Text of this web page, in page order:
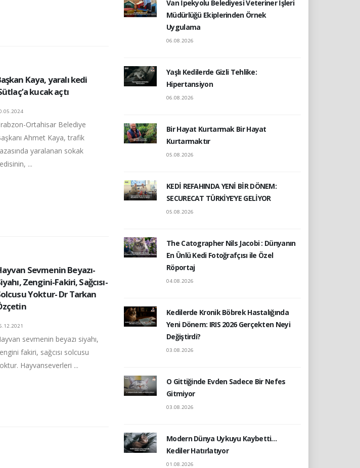
Kaya, yaralı kedi
kucak açtı
Ortahisar Belediye
Ahmet Kaya, trafik
yaralanan sokak
...
Sevmenin Beyazı-
Zengini-Fakiri, Sağcısı-
Yoktur- Dr Tarkan
sevmenin beyazı siyahı,
fakiri, sağcısı solcusu
Hayvanseverleri ...
Van İpekyolu Belediyesi Veteriner İşleri
Müdürlüğü Ekiplerinden Örnek
Uygulama
06.08.2026
Yaşlı Kedilerde Gizli Tehlike:
Hipertansiyon
06.08.2026
Bir Hayat Kurtarmak Bir Hayat
Kurtarmaktır
05.08.2026
KEDİ REFAHINDA YENİ BİR DÖNEM:
SECURECAT TÜRKİYE’YE GELİYOR
05.08.2026
The Catographer Nils Jacobi : Dünyanın
En Ünlü Kedi Fotoğrafçısı ile Özel
Röportaj
04.08.2026
Kedilerde Kronik Böbrek Hastalığında
Yeni Dönem: IRIS 2026 Gerçekten Neyi
Değiştirdi?
03.08.2026
O Gittiğinde Evden Sadece Bir Nefes
Gitmiyor
03.08.2026
Modern Dünya Uykuyu Kaybetti…
Kediler Hatırlatıyor
01.08.2026